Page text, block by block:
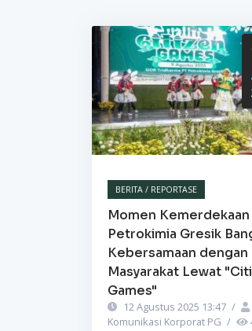
BERITA / REPORTASE
Momen Kemerdekaan
Petrokimia Gresik
Kebersamaan dengan
Masyarakat Lewat
Games"
12 Agustus 2025 13:47 /
Komunikasi Korporat PG /